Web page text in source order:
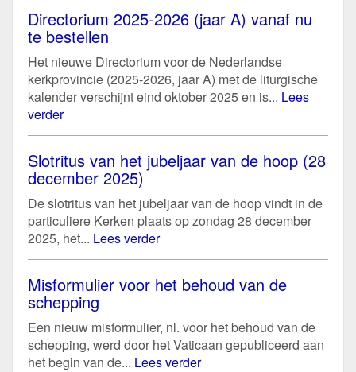
Directorium 2025-2026 (jaar A) vanaf nu
te bestellen
Het nieuwe Directorium voor de Nederlandse
kerkprovincie (2025-2026, jaar A) met de liturgische
kalender verschijnt eind oktober 2025 en is... Lees
verder
Slotritus van het jubeljaar van de hoop (28
december 2025)
De slotritus van het jubeljaar van de hoop vindt in de
particuliere Kerken plaats op zondag 28 december
2025, het... Lees verder
Misformulier voor het behoud van de
schepping
Een nieuw misformulier, nl. voor het behoud van de
schepping, werd door het Vaticaan gepubliceerd aan
het begin van de... Lees verder